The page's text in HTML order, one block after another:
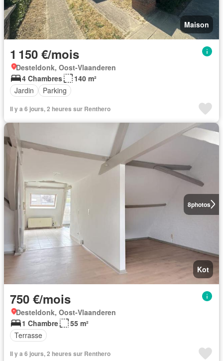
Maison
1 150 €/mois
Desteldonk, Oost-Vlaanderen
4 Chambres
140 m²
Jardin
Parking
Il y a 6 jours, 2 heures sur Renthero
8photos
Kot
750 €/mois
Desteldonk, Oost-Vlaanderen
1 Chambre
55 m²
Terrasse
Il y a 6 jours, 2 heures sur Renthero